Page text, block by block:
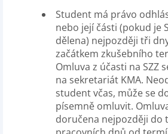
Student má právo
nebo její části (pokud je
dělena) nejpozději tři
začátkem zkušebního
Omluva z účasti na SZZ
na sekretariát KMA.
student včas, může se
písemně omluvit.
doručena nejpozději do